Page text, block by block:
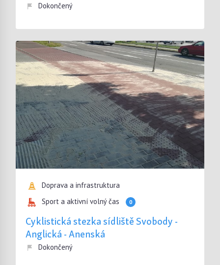
Dokončený
Doprava a infrastruktura
Sport a aktivní volný čas
0
Cyklistická stezka sídliště Svobody -
Anglická - Anenská
Dokončený